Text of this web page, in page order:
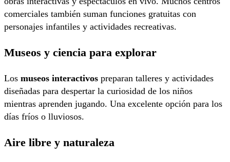
comerciales también suman funciones gratuitas con
personajes infantiles y actividades recreativas.
Museos y ciencia para explorar
Los museos interactivos preparan talleres y actividades
diseñadas para despertar la curiosidad de los niños
mientras aprenden jugando. Una excelente opción para los
días fríos o lluviosos.
Aire libre y naturaleza